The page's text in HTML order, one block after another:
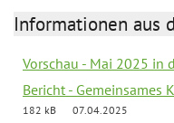
Informationen aus
Vorschau - Mai 2025 in
Bericht - Gemeinsames
182 kB
07.04.2025